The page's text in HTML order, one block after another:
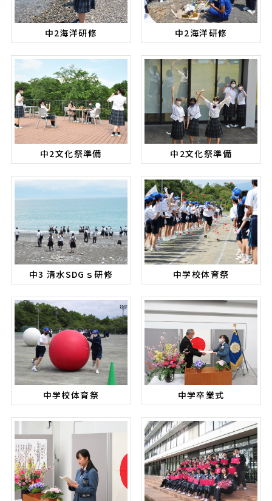
中2海洋研修 中2海洋研修
中2文化祭準備 中2文化祭準備
中3 清水SDGｓ研修 中学校体育祭
中学校体育祭 中学卒業式